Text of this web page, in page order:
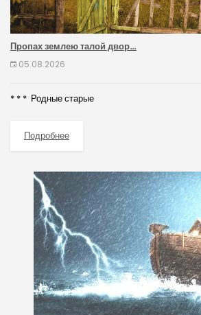
Пропах землею талой двор…
05.08.2026
* * * Родные старые
Подробнее